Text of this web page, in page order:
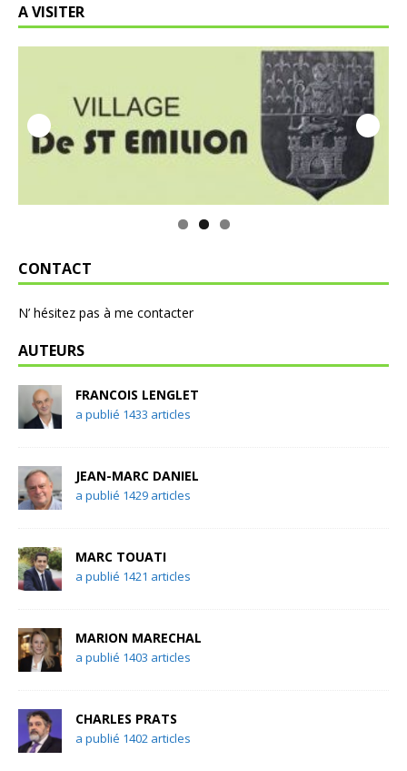
A VISITER
CONTACT
N’ hésitez pas à me contacter
AUTEURS
FRANCOIS LENGLET
a publié 1433 articles
JEAN-MARC DANIEL
a publié 1429 articles
MARC TOUATI
a publié 1421 articles
MARION MARECHAL
a publié 1403 articles
CHARLES PRATS
a publié 1402 articles